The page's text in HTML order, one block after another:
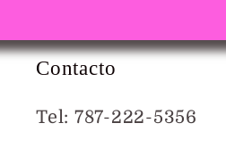
Contacto
Tel: 787-222-5356